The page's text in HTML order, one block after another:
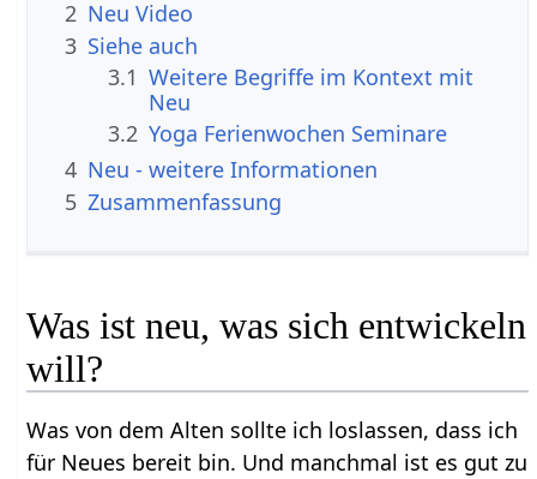
2
Neu‏‎ Video
3 Siehe auch
3.1 Weitere Begriffe im Kontext mit
3.2 Yoga Ferienwochen Seminare
4
Neu‏‎ - weitere Informationen
5 Zusammenfassung
Was ist neu, was sich entwickeln
will?
Was von dem Alten sollte ich loslassen, dass ich
für Neues bereit bin. Und manchmal ist es gut zu